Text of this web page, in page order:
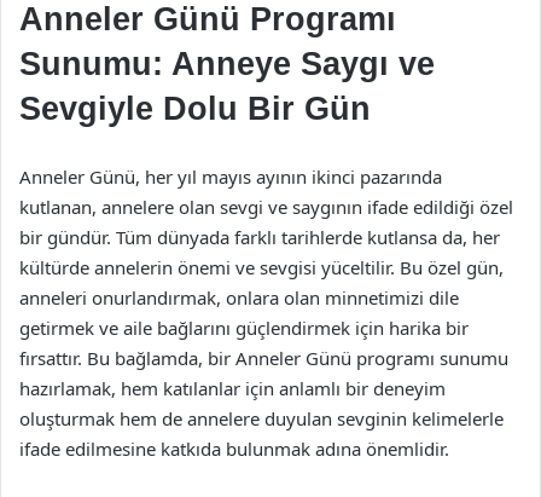
Anneler Günü Programı
Sunumu: Anneye Saygı ve
Sevgiyle Dolu Bir Gün
Anneler Günü, her yıl mayıs ayının ikinci pazarında
kutlanan, annelere olan sevgi ve saygının ifade edildiği özel
bir gündür. Tüm dünyada farklı tarihlerde kutlansa da, her
kültürde annelerin önemi ve sevgisi yüceltilir. Bu özel gün,
anneleri onurlandırmak, onlara olan minnetimizi dile
getirmek ve aile bağlarını güçlendirmek için harika bir
fırsattır. Bu bağlamda, bir Anneler Günü programı sunumu
hazırlamak, hem katılanlar için anlamlı bir deneyim
oluşturmak hem de annelere duyulan sevginin kelimelerle
ifade edilmesine katkıda bulunmak adına önemlidir.